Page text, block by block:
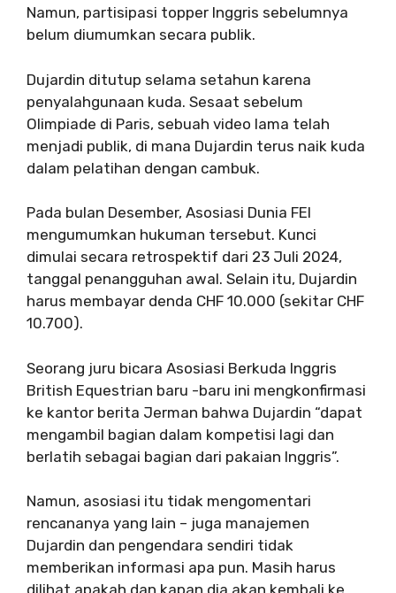
Namun, partisipasi topper Inggris sebelumnya
belum diumumkan secara publik.
Dujardin ditutup selama setahun karena
penyalahgunaan kuda. Sesaat sebelum
Olimpiade di Paris, sebuah video lama telah
menjadi publik, di mana Dujardin terus naik kuda
dalam pelatihan dengan cambuk.
Pada bulan Desember, Asosiasi Dunia FEI
mengumumkan hukuman tersebut. Kunci
dimulai secara retrospektif dari 23 Juli 2024,
tanggal penangguhan awal. Selain itu, Dujardin
harus membayar denda CHF 10.000 (sekitar CHF
10.700).
Seorang juru bicara Asosiasi Berkuda Inggris
British Equestrian baru -baru ini mengkonfirmasi
ke kantor berita Jerman bahwa Dujardin “dapat
mengambil bagian dalam kompetisi lagi dan
berlatih sebagai bagian dari pakaian Inggris”.
Namun, asosiasi itu tidak mengomentari
rencananya yang lain – juga manajemen
Dujardin dan pengendara sendiri tidak
memberikan informasi apa pun. Masih harus
dilihat apakah dan kapan dia akan kembali ke